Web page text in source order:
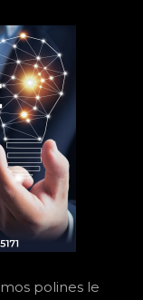
polines le